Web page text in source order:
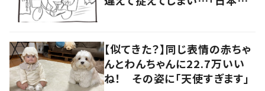
【似てきた？】同じ表情の赤ちゃ
んとわんちゃんに22.7万いい
ね！ その姿に「天使すぎます」